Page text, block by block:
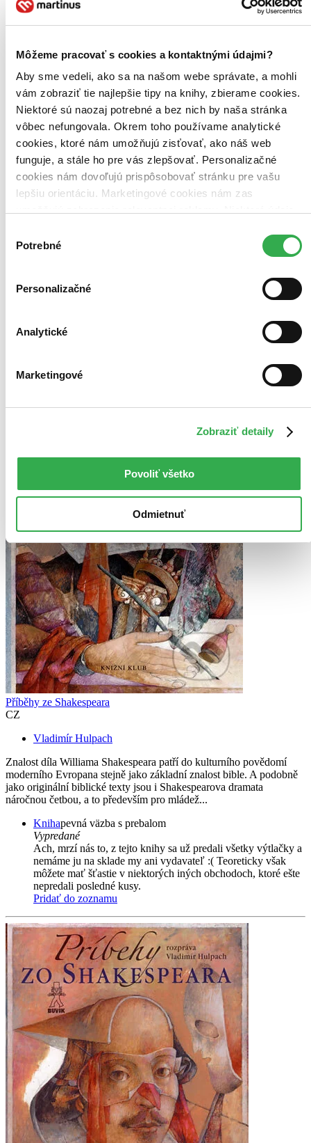
Môžeme pracovať s cookies a kontaktnými údajmi?
Aby sme vedeli, ako sa na našom webe správate, a mohli
vám zobraziť tie najlepšie tipy na knihy, zbierame cookies.
Niektoré sú naozaj potrebné a bez nich by naša stránka
vôbec nefungovala. Okrem toho používame analytické
cookies, ktoré nám umožňujú zisťovať, ako náš web
funguje, a stále ho pre vás zlepšovať. Personalizačné
cookies nám dovoľujú prispôsobovať stránku pre vašu
lepšiu orientáciu. Marketingové cookies nám zas
keby sme mohli používať všetky tieto cookies. Ďakujeme!
súhlasu
Potrebné
Personalizačné
Analytické
Marketingové
Zobraziť detaily
Povoliť všetko
Odmietnuť
na muřích nohách. Věta, která slibuje krásný...
Do 6 – 11 dní
vám ho vieme zabezpečiť a odoslať do 6 – 11 dní. A
posnažíme sa aj trochu rýchlejšie!
Pridať do zoznamu
Vložiť do košíka
Čítaná
výborný stav
Túto knihu sme vykúpili cezKnihovrátoka je vo
výbornom stave. Rozdiel medzi touto knihou a novou by ste
asi ani nespoznali. Knihu sme označili nálepkou, ktorá môže
na niektorých obaloch zanechať stopy.
Tento produkt síce máme aktuálne na sklade, máme však už
iba posledné kusy a ďalšie už nemá ani distribútor, preto je
možné, že bude onedlho úplne vypredaný. Ak ho chcete mať,
Vložiť do košíka
Příběhy ze Shakespeara
CZ
Vladimír Hulpach
Znalost díla Williama Shakespeara patří do kulturního povědomí
moderního Evropana stejně jako základní znalost bible. A podobně
jako originální biblické texty jsou i Shakespearova dramata
náročnou četbou, a to především pro mládež...
Knihapevná väzba s prebalom
Vypredané
Ach, mrzí nás to, z tejto knihy sa už predali všetky výtlačky a
nemáme ju na sklade my ani vydavateľ :( Teoreticky však
môžete mať šťastie v niektorých iných obchodoch, ktoré ešte
nepredali posledné kusy.
Pridať do zoznamu